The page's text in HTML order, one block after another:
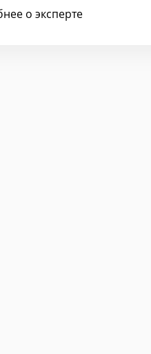
бизнес-процессов
о эксперте